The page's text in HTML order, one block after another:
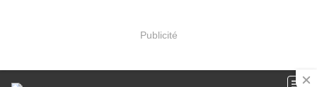
Publicité